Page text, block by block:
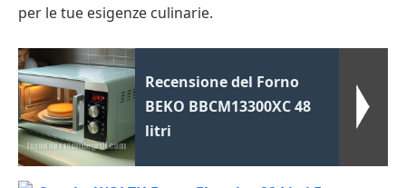
per le tue esigenze culinarie.
Recensione del Forno
BEKO BBCM13300XC 48
litri